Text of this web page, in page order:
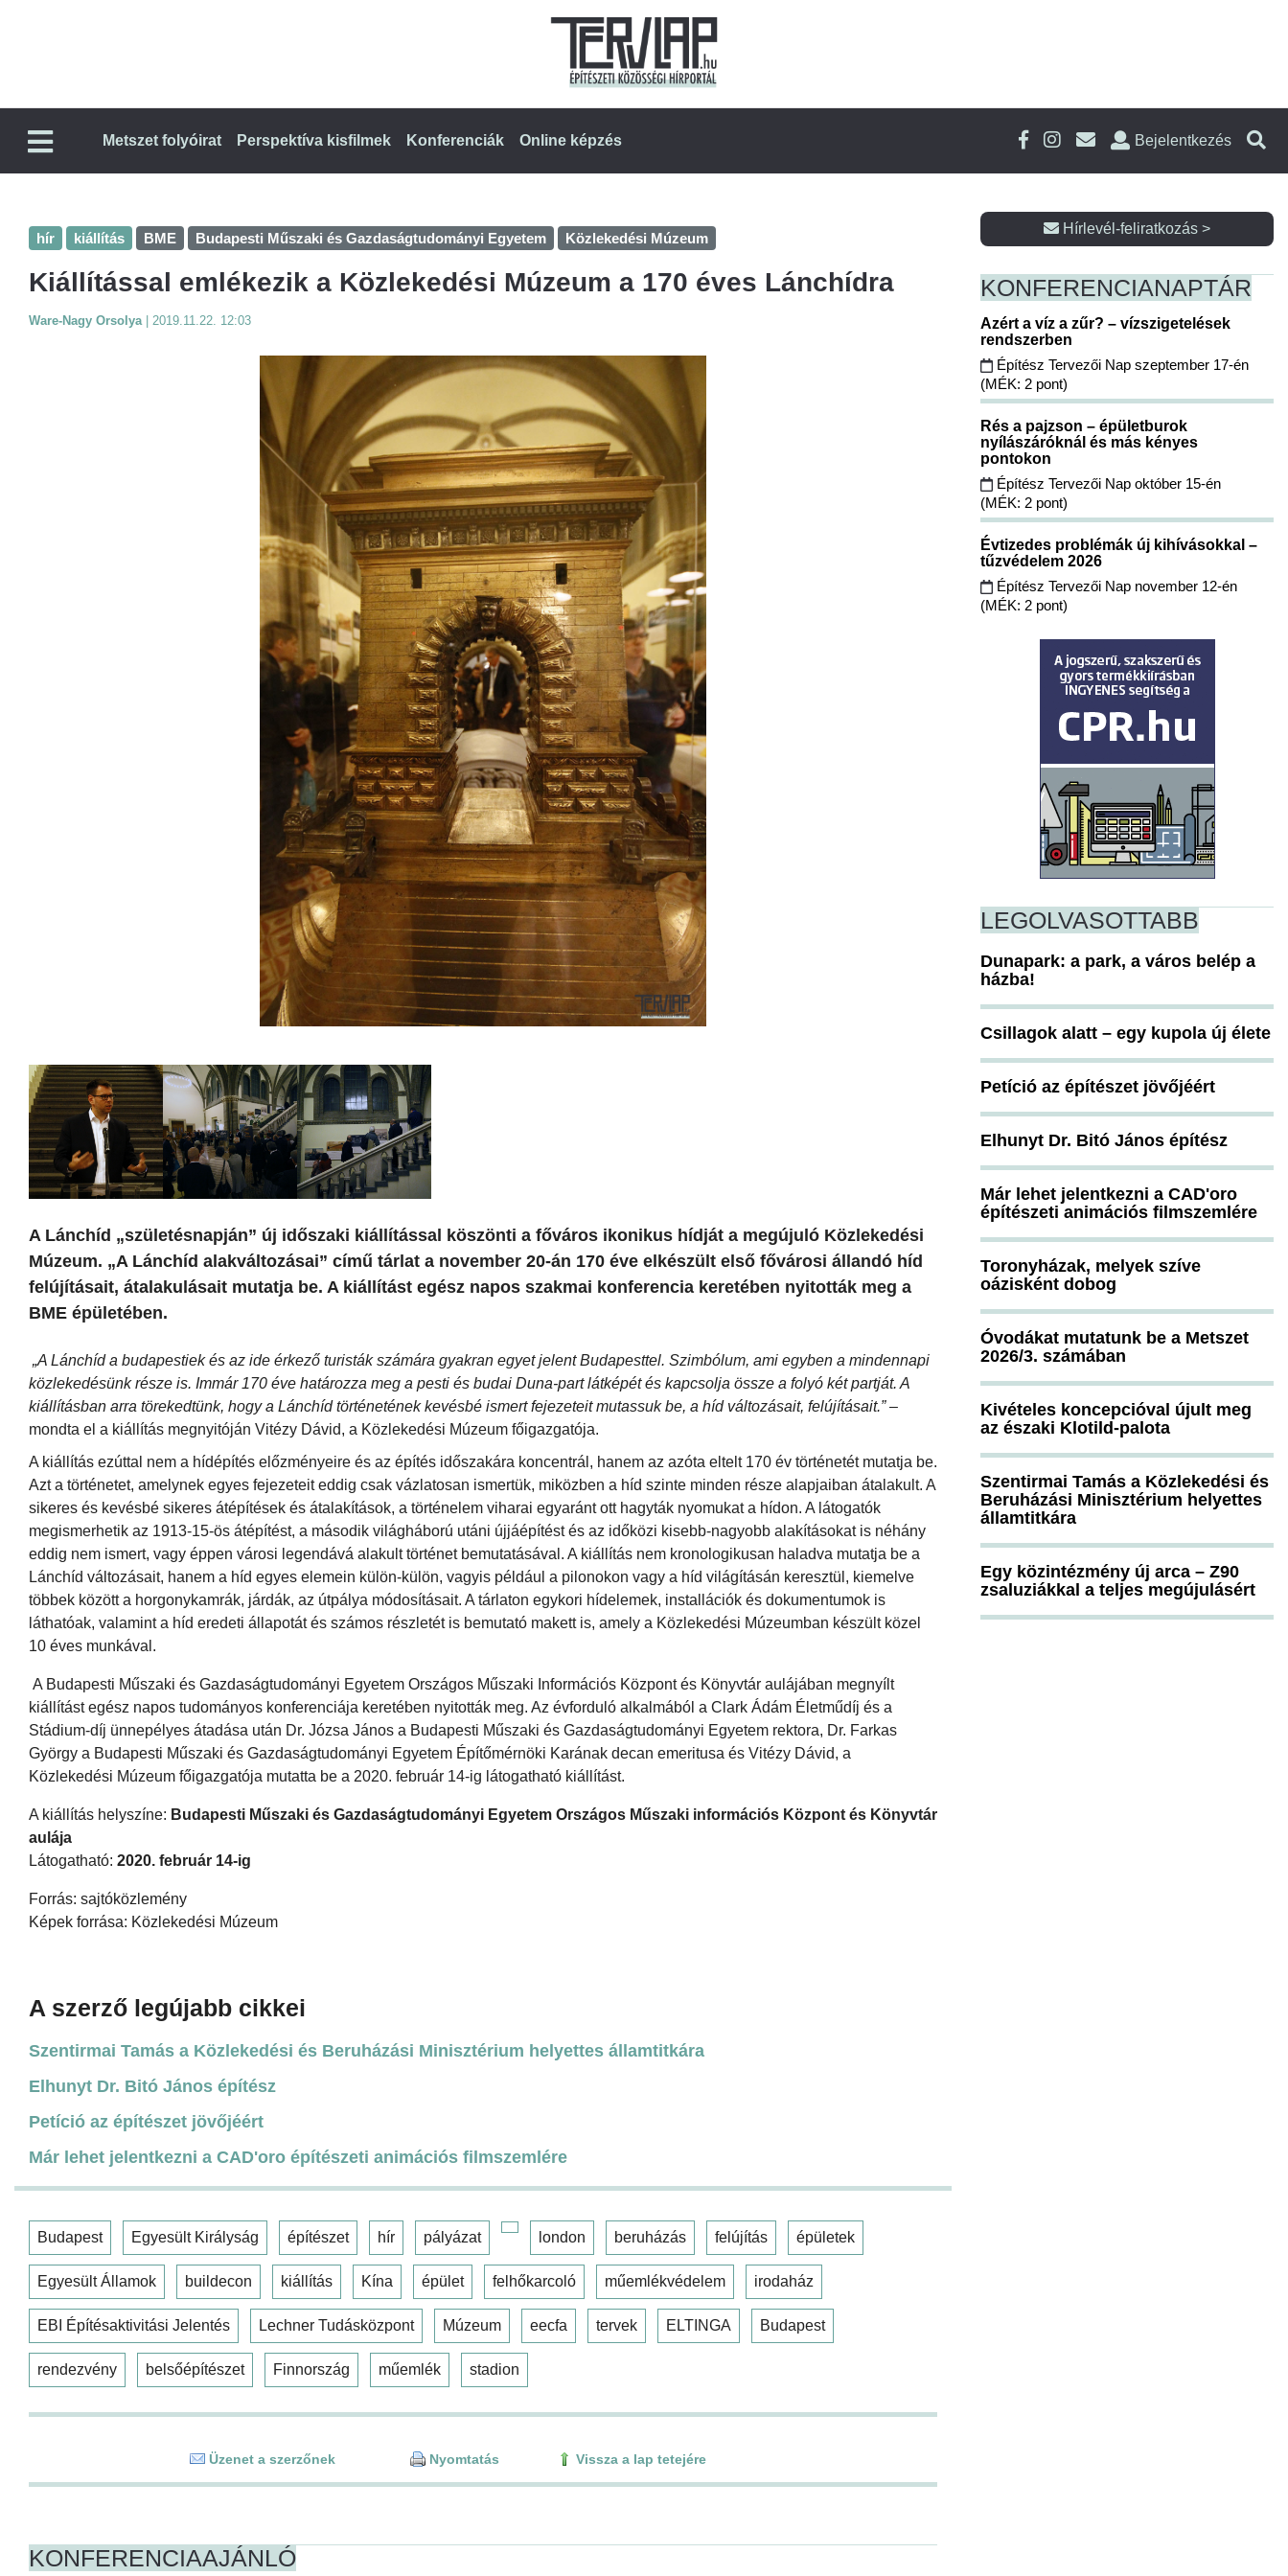
Metszet folyóirat Perspektíva kisfilmek Konferenciák Online képzés Bejelentkezés
hír kiállítás BME Budapesti Műszaki és Gazdaságtudományi Egyetem Közlekedési Múzeum
Kiállítással emlékezik a Közlekedési Múzeum a 170 éves Lánchídra
Ware-Nagy Orsolya 2019.11.22. 12:03
A Lánchíd „születésnapján” új időszaki kiállítással köszönti a főváros ikonikus hídját a megújuló Közlekedési
Múzeum. „A Lánchíd alakváltozásai” című tárlat a november 20-án 170 éve elkészült első fővárosi állandó híd
felújításait, átalakulásait mutatja be. A kiállítást egész napos szakmai konferencia keretében nyitották meg a
BME épületében.
„A Lánchíd a budapestiek és az ide érkező turisták számára gyakran egyet jelent Budapesttel. Szimbólum, ami egyben a mindennapi
közlekedésünk része is. Immár 170 éve határozza meg a pesti és budai Duna-part látképét és kapcsolja össze a folyó két partját. A
kiállításban arra törekedtünk, hogy a Lánchíd történetének kevésbé ismert fejezeteit mutassuk be, a híd változásait, felújításait.”–
mondta el a kiállítás megnyitóján Vitézy Dávid, a Közlekedési Múzeum főigazgatója.
A kiállítás ezúttal nem a hídépítés előzményeire és az építés időszakára koncentrál, hanem az azóta eltelt 170 év történetét mutatja be.
Azt a történetet, amelynek egyes fejezeteit eddig csak vázlatosan ismertük, miközben a híd szinte minden része alapjaiban átalakult. A
sikeres és kevésbé sikeres átépítések és átalakítások, a történelem viharai egyaránt ott hagyták nyomukat a hídon. A látogatók
megismerhetik az 1913-15-ös átépítést, a második világháború utáni újjáépítést és az időközi kisebb-nagyobb alakításokat is néhány
eddig nem ismert, vagy éppen városi legendává alakult történet bemutatásával. A kiállítás nem kronologikusan haladva mutatja be a
Lánchíd változásait, hanem a híd egyes elemein külön-külön, vagyis például a pilonokon vagy a híd világításán keresztül, kiemelve
többek között a horgonykamrák, járdák, az útpálya módosításait. A tárlaton egykori hídelemek, installációk és dokumentumok is
láthatóak, valamint a híd eredeti állapotát és számos részletét is bemutató makett is, amely a Közlekedési Múzeumban készült közel
10 éves munkával.
A Budapesti Műszaki és Gazdaságtudományi Egyetem Országos Műszaki Információs Központ és Könyvtár aulájában megnyílt
kiállítást egész napos tudományos konferenciája keretében nyitották meg. Az évforduló alkalmából a Clark Ádám Életműdíj és a
Stádium-díj ünnepélyes átadása után Dr. Józsa János a Budapesti Műszaki és Gazdaságtudományi Egyetem rektora, Dr. Farkas
György a Budapesti Műszaki és Gazdaságtudományi Egyetem Építőmérnöki Karának decan emeritusa és Vitézy Dávid, a
Közlekedési Múzeum főigazgatója mutatta be a 2020. február 14-ig látogatható kiállítást.
A kiállítás helyszíne: Budapesti Műszaki és Gazdaságtudományi Egyetem Országos Műszaki információs Központ és Könyvtár
aulája
Látogatható: 2020. február 14-ig
Forrás: sajtóközlemény
Képek forrása: Közlekedési Múzeum
A szerző legújabb cikkei
Szentirmai Tamás a Közlekedési és Beruházási Minisztérium helyettes államtitkára
Elhunyt Dr. Bitó János építész
Petíció az építészet jövőjéért
Már lehet jelentkezni a CAD'oro építészeti animációs filmszemlére
Budapest Egyesült Királyság építészet hír pályázat london beruházás felújítás épületek
Egyesült Államok buildecon kiállítás Kína épület felhőkarcoló műemlékvédelem irodaház
EBI Építésaktivitási Jelentés Lechner Tudásközpont Múzeum eecfa tervek ELTINGA Budapest
rendezvény belsőépítészet Finnország műemlék stadion
Üzenet a szerzőnek Nyomtatás Vissza a lap tetejére
KONFERENCIAAJÁNLÓ
Hírlevél-feliratkozás >
KONFERENCIANAPTÁR
Azért a víz a zűr? – vízszigetelések
rendszerben
Építész Tervezői Nap szeptember 17-én
(MÉK: 2 pont)
Rés a pajzson – épületburok
nyílászáróknál és más kényes
pontokon
Építész Tervezői Nap október 15-én
(MÉK: 2 pont)
Évtizedes problémák új kihívásokkal –
tűzvédelem 2026
Építész Tervezői Nap november 12-én
(MÉK: 2 pont)
LEGOLVASOTTABB
Dunapark: a park, a város belép a
házba!
Csillagok alatt – egy kupola új élete
Petíció az építészet jövőjéért
Elhunyt Dr. Bitó János építész
Már lehet jelentkezni a CAD'oro
építészeti animációs filmszemlére
Toronyházak, melyek szíve
oázisként dobog
Óvodákat mutatunk be a Metszet
2026/3. számában
Kivételes koncepcióval újult meg
az északi Klotild-palota
Szentirmai Tamás a Közlekedési és
Beruházási Minisztérium helyettes
államtitkára
Egy közintézmény új arca – Z90
zsaluziákkal a teljes megújulásért